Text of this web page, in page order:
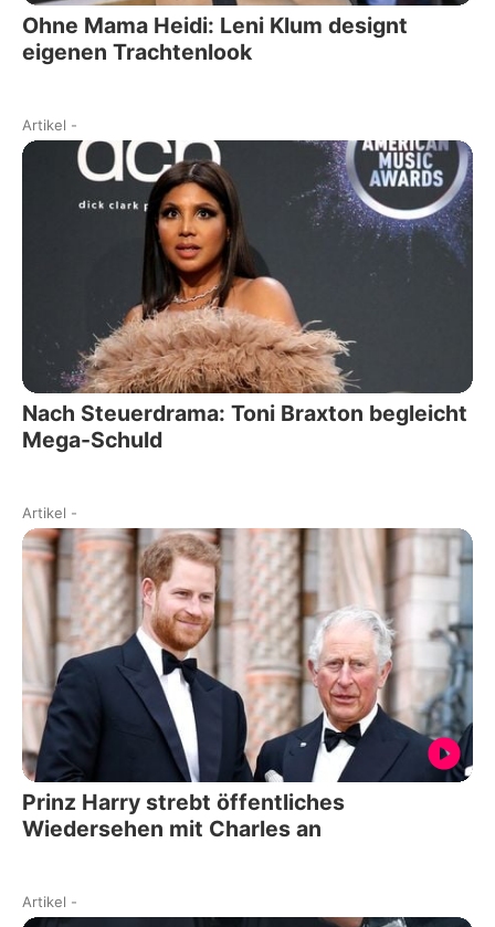
Ohne Mama Heidi: Leni Klum designt
eigenen Trachtenlook
Artikel -
Nach Steuerdrama: Toni Braxton begleicht
Mega-Schuld
Artikel -
Prinz Harry strebt öffentliches
Wiedersehen mit Charles an
Artikel -